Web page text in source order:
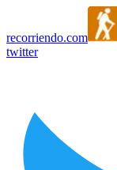
recorriendo.com
twitter